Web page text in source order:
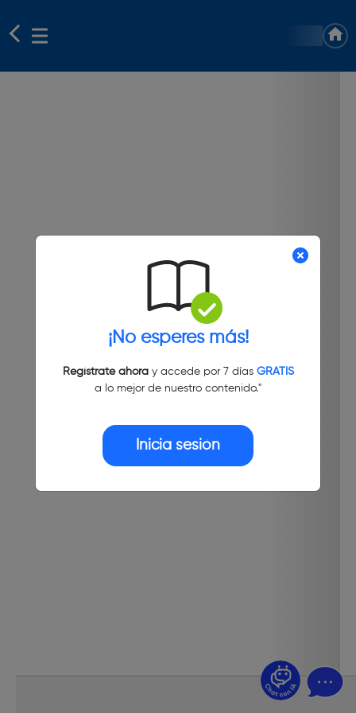
¡No esperes más!
Regístrate ahoray accede por 7 días GRATIS
a lo mejor de nuestro contenido."
Inicia sesión